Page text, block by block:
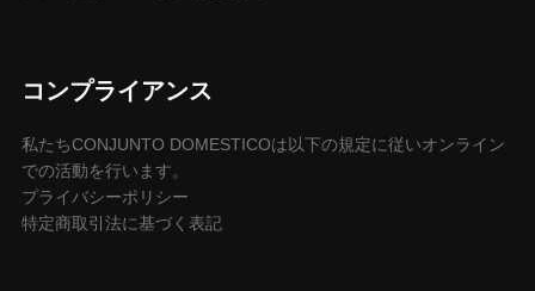
コンプライアンス
私たちCONJUNTO DOMESTICOは以下の規定に従いオンライン
での活動を行います。
プライバシーポリシー
特定商取引法に基づく表記